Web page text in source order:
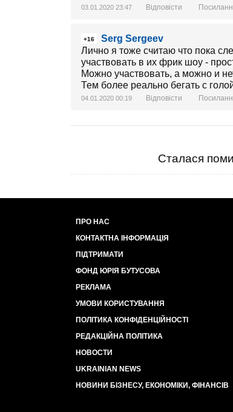
03.01.2020 23:47 Відповісти
+16
Serg Sergeev
Лично я тоже считаю что пока
участвовать в их фрик шоу -
Можно участвовать, а можно и
Тем более реально бегать с
04.01.2020 00:19 Відповісти
Сталася
ПРО НАС
КОНТАКТНА ІНФОРМАЦІЯ
ПІДТРИМАТИ
ФОНД ЮРІЯ БУТУСОВА
РЕКЛАМА
УМОВИ КОРИСТУВАННЯ
ПОЛІТИКА КОНФІДЕНЦІЙНОСТІ
РЕДАКЦІЙНА ПОЛІТИКА
НОВОСТИ
UKRAINIAN NEWS
НОВИНИ БІЗНЕСУ, ЕКОНОМІКИ, ФІНАНСІВ